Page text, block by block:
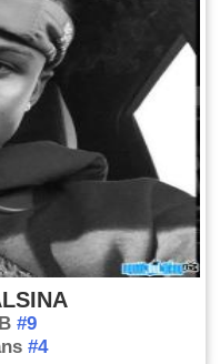
#9
#4